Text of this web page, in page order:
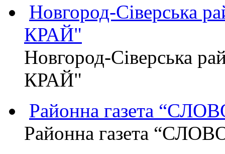
Новгород-Сіверська
КРАЙ"
Новгород-Сіверська
КРАЙ"
Районна газета
Районна газета